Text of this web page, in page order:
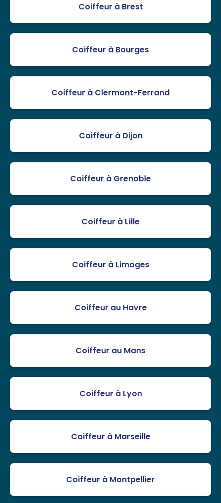
Coiffeur à Brest
Coiffeur à Bourges
Coiffeur à Clermont-Ferrand
Coiffeur à Dijon
Coiffeur à Grenoble
Coiffeur à Lille
Coiffeur à Limoges
Coiffeur au Havre
Coiffeur au Mans
Coiffeur à Lyon
Coiffeur à Marseille
Coiffeur à Montpellier